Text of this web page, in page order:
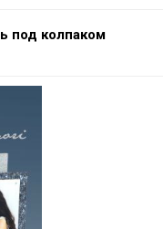
под колпаком